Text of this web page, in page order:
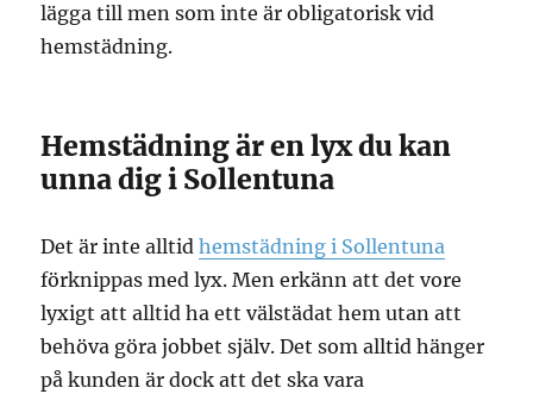
lägga till men som inte är obligatorisk vid
hemstädning.
Hemstädning är en lyx du kan
unna dig i Sollentuna
Det är inte alltidhemstädning i Sollentuna
förknippas med lyx. Men erkänn att det vore
lyxigt att alltid ha ett välstädat hem utan att
behöva göra jobbet själv. Det som alltid hänger
på kunden är dock att det ska vara